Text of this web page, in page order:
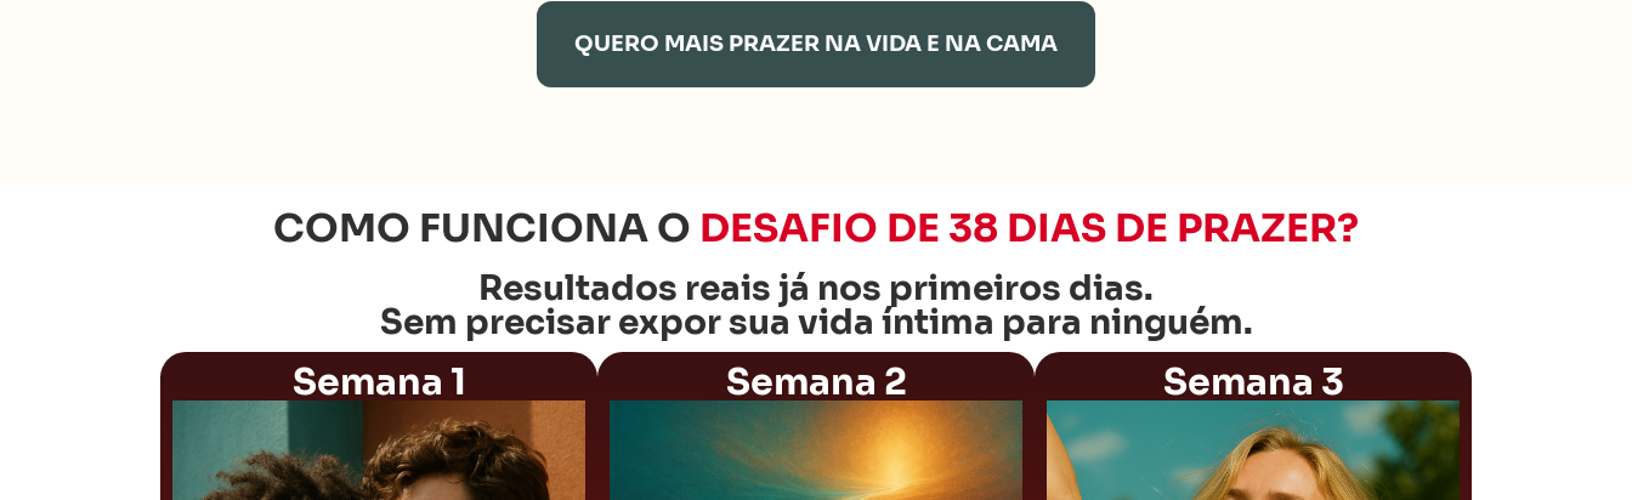
QUERO MAIS PRAZER NA VIDA E NA CAMA
COMO FUNCIONA O DESAFIO DE 38 DIAS DE PRAZER?
Resultados reais já nos primeiros dias.
Sem precisar expor sua vida íntima para ninguém.
Semana 1 Semana 2 Semana 3